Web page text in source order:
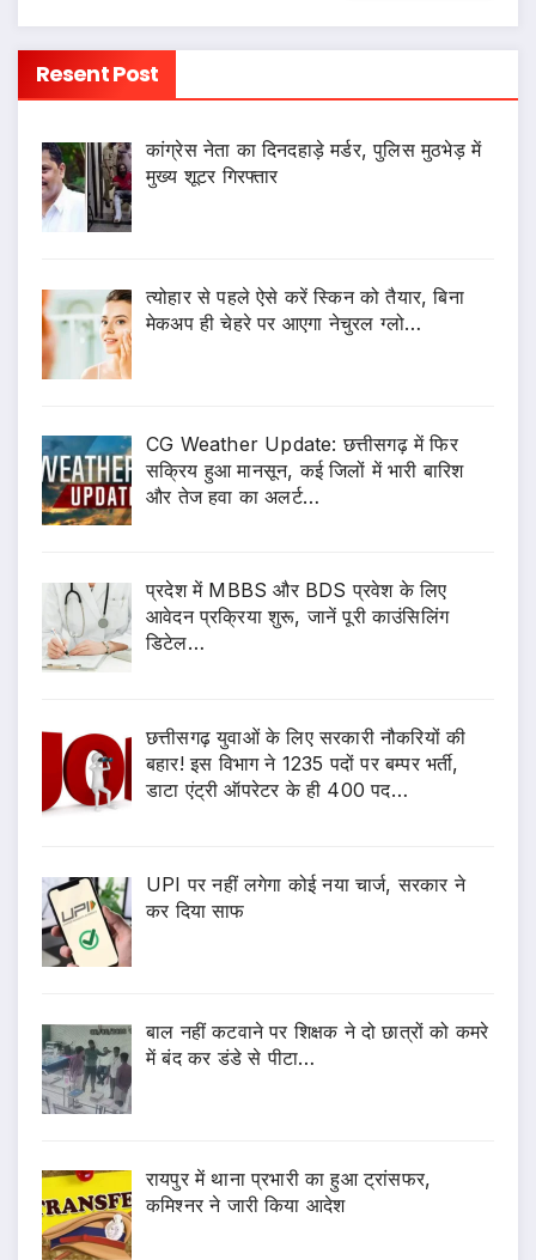
Resent Post
कांग्रेस नेता का दिनदहाड़े मर्डर, पुलिस मुठभेड़ में
मुख्य शूटर गिरफ्तार
त्योहार से पहले ऐसे करें स्किन को तैयार, बिना
मेकअप ही चेहरे पर आएगा नेचुरल ग्लो…
CG Weather Update: छत्तीसगढ़ में फिर
सक्रिय हुआ मानसून, कई जिलों में भारी बारिश
और तेज हवा का अलर्ट…
प्रदेश में MBBS और BDS प्रवेश के लिए
आवेदन प्रक्रिया शुरू, जानें पूरी काउंसिलिंग
डिटेल…
छत्तीसगढ़ युवाओं के लिए सरकारी नौकरियों की
बहार! इस विभाग ने 1235 पदों पर बम्पर भर्ती,
डाटा एंट्री ऑपरेटर के ही 400 पद…
UPI पर नहीं लगेगा कोई नया चार्ज, सरकार ने
कर दिया साफ
बाल नहीं कटवाने पर शिक्षक ने दो छात्रों को कमरे
में बंद कर डंडे से पीटा…
रायपुर में थाना प्रभारी का हुआ ट्रांसफर,
कमिश्नर ने जारी किया आदेश